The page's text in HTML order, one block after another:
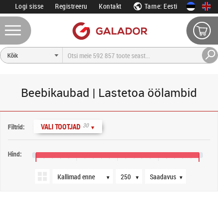
Logi sisse Registreeru Kontakt Tarne: Eesti
Beebikaubad | Lastetoa öölambid
Filtrid: VALI TOOTJAD 30 ▼
Hind:
▼
Järjestus
▼
Tooteid lehel
▼
Saadavus